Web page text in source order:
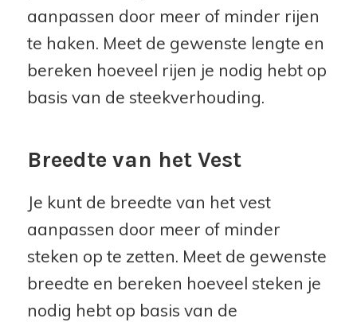
aanpassen door meer of minder rijen
te haken. Meet de gewenste lengte en
bereken hoeveel rijen je nodig hebt op
basis van de steekverhouding.
Breedte van het Vest
Je kunt de breedte van het vest
aanpassen door meer of minder
steken op te zetten. Meet de gewenste
breedte en bereken hoeveel steken je
nodig hebt op basis van de